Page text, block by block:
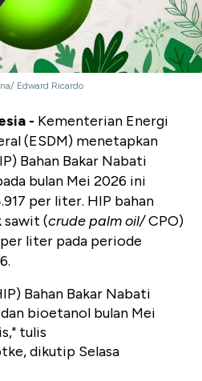
Edward Ricardo
- Kementerian Energi
(ESDM) menetapkan
Bahan Bakar Nabati
bulan Mei 2026 ini
per liter. HIP bahan
sawit (crude palm oil/CPO)
liter pada periode
Bahan Bakar Nabati
bioetanol bulan Mei
tulis
dikutip Selasa